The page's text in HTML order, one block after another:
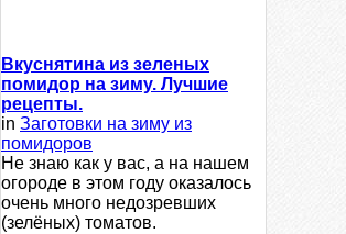
Вкуснятина из зеленых
помидор на зиму. Лучшие
рецепты.
in Заготовки на зиму из
помидоров
Не знаю как у вас, а на нашем
огороде в этом году оказалось
очень много недозревших
(зелёных) томатов.